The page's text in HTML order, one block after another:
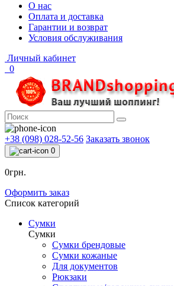
О нас
Оплата и доставка
Гарантии и возврат
Условия обслуживания
Личный кабинет
0
+38 (098) 028-52-56 Заказать звонок
0
0грн.
Оформить заказ
Список категорий
Сумки
Сумки
Сумки брендовые
Сумки кожаные
Для документов
Рюкзаки